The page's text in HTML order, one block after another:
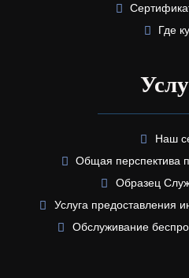
Где
Наш
Общая перспектива
Образец
Услуга предоставления
Обслуживание